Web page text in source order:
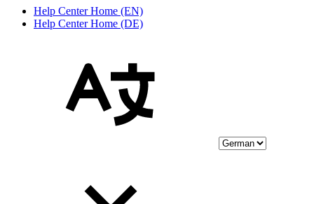
Help Center Home (EN)
Help Center Home (DE)